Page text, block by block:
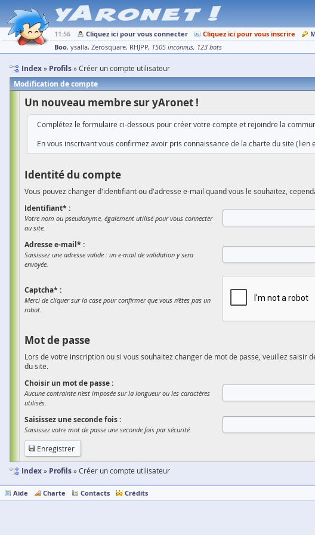
11:56 Cliquez ici pour vous connecter Cliquez ici pour vous inscrire
Boo ysalla Zerosquare RHJPP 1505 inconnus 123 bots
Index Profils Créer un compte utilisateur
Modification de compte
Un nouveau membre sur yAronet !
Complétez le formulaire ci-dessous pour créer votre compte et rejoindre la
En vous inscrivant vous confirmez avoir pris connaissance de la charte du site
Identité du compte
Vous pouvez changer d'identifiant ou d'adresse e-mail quand vous le souhaitez,
Identifiant* :
Votre nom ou pseudonyme, également utilisé pour vous connecter
au site.
Adresse e-mail* :
Saisissez une adresse valide : un e-mail de validation y sera
envoyée.
Captcha* :
Merci de cliquer sur la case pour confirmer que vous n'êtes pas un
robot.
Mot de passe
Lors de votre inscription ou si vous souhaitez changer de mot de passe, veuillez saisir
du site.
Choisir un mot de passe :
Aucune contrainte n'est imposée sur la longueur ou les caractères
utilisés.
Saisissez une seconde fois :
Saisissez votre mot de passe une seconde fois par sécurité.
Index Profils Créer un compte utilisateur
Aide Charte Contacts Crédits